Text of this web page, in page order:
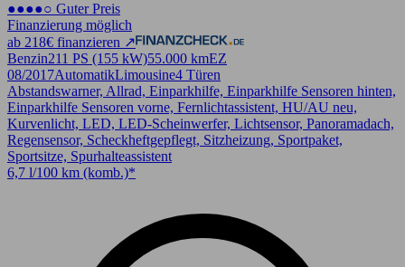
●●●●○ Guter Preis
Finanzierung möglich
ab 218€ finanzieren ↗
Benzin211 PS (155 kW)55.000 kmEZ
08/2017AutomatikLimousine4 Türen
Abstandswarner, Allrad, Einparkhilfe, Einparkhilfe Sensoren hinten,
Einparkhilfe Sensoren vorne, Fernlichtassistent, HU/AU neu,
Kurvenlicht, LED, LED-Scheinwerfer, Lichtsensor, Panoramadach,
Regensensor, Scheckheftgepflegt, Sitzheizung, Sportpaket,
Sportsitze, Spurhalteassistent
6,7 l/100 km (komb.)*